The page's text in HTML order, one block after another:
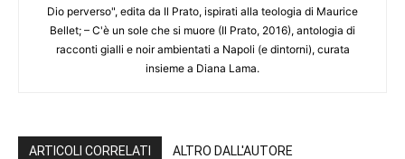
Dio perverso", edita da Il Prato, ispirati alla teologia di Maurice
Bellet; – C'è un sole che si muore (Il Prato, 2016), antologia di
racconti gialli e noir ambientati a Napoli (e dintorni), curata
insieme a Diana Lama.
ARTICOLI CORRELATI ALTRO DALL'AUTORE